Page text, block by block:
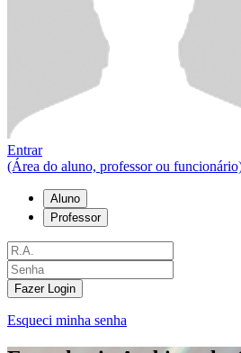
Entrar
(Área do aluno, professor ou
Aluno
Professor
Fazer Login
Esqueci minha senha